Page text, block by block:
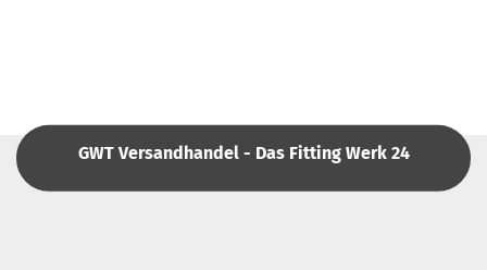
GWT Versandhandel - Das Fitting Werk 24